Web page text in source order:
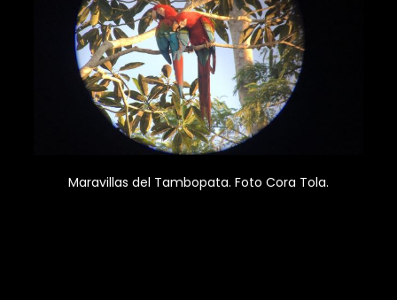
Maravillas del Tambopata. Foto Cora Tola.